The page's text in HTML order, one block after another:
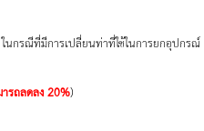
นกรณีที่มีการเปลี่ยนท่าที่ใช้ในการยกอุปกรณ์
รถลดลง 20%)